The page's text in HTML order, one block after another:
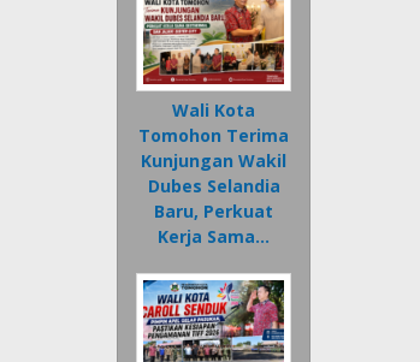
Wali Kota
Tomohon Terima
Kunjungan Wakil
Dubes Selandia
Baru, Perkuat
Kerja Sama…